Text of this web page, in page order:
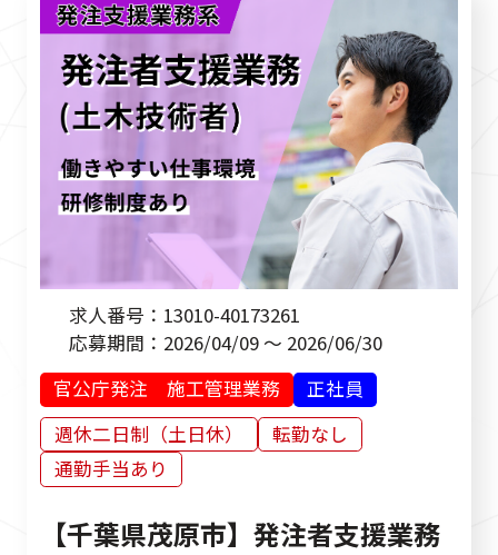
求人番号： 13010-40173261
応募期間： 2026/04/09 ～ 2026/06/30
官公庁発注 施工管理業務
正社員
週休二日制（土日休）
転勤なし
通勤手当あり
【千葉県茂原市】発注者支援業務